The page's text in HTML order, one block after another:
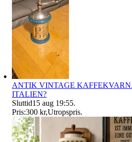
ANTIK VINTAGE
ITALIEN?
Sluttid15 aug 19:55.
Pris:300 kr,Utropspris.